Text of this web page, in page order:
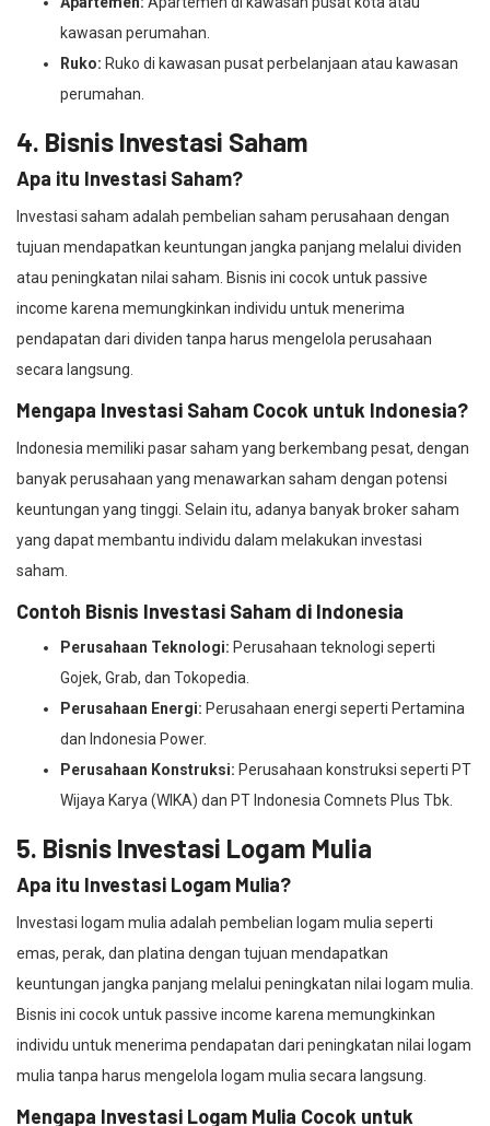
kawasan perumahan.
Ruko: Ruko di kawasan pusat perbelanjaan atau kawasan
perumahan.
4. Bisnis Investasi Saham
Apa itu Investasi Saham?
Investasi saham adalah pembelian saham perusahaan dengan
tujuan mendapatkan keuntungan jangka panjang melalui dividen
atau peningkatan nilai saham. Bisnis ini cocok untuk passive
income karena memungkinkan individu untuk menerima
pendapatan dari dividen tanpa harus mengelola perusahaan
secara langsung.
Mengapa Investasi Saham Cocok untuk Indonesia?
Indonesia memiliki pasar saham yang berkembang pesat, dengan
banyak perusahaan yang menawarkan saham dengan potensi
keuntungan yang tinggi. Selain itu, adanya banyak broker saham
yang dapat membantu individu dalam melakukan investasi
saham.
Contoh Bisnis Investasi Saham di Indonesia
Perusahaan Teknologi: Perusahaan teknologi seperti
Gojek, Grab, dan Tokopedia.
Perusahaan Energi: Perusahaan energi seperti Pertamina
dan Indonesia Power.
Perusahaan Konstruksi: Perusahaan konstruksi seperti PT
Wijaya Karya (WIKA) dan PT Indonesia Comnets Plus Tbk.
5. Bisnis Investasi Logam Mulia
Apa itu Investasi Logam Mulia?
Investasi logam mulia adalah pembelian logam mulia seperti
emas, perak, dan platina dengan tujuan mendapatkan
keuntungan jangka panjang melalui peningkatan nilai logam mulia.
Bisnis ini cocok untuk passive income karena memungkinkan
individu untuk menerima pendapatan dari peningkatan nilai logam
mulia tanpa harus mengelola logam mulia secara langsung.
Mengapa Investasi Logam Mulia Cocok untuk